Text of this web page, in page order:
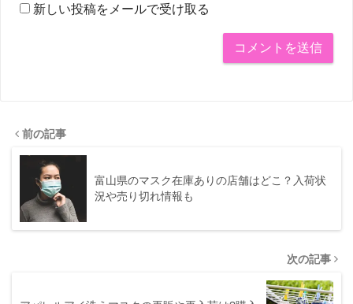
新しい投稿をメールで受け取る
前の記事
富山県のマスク在庫ありの店舗はどこ？入荷状
況や売り切れ情報も
次の記事